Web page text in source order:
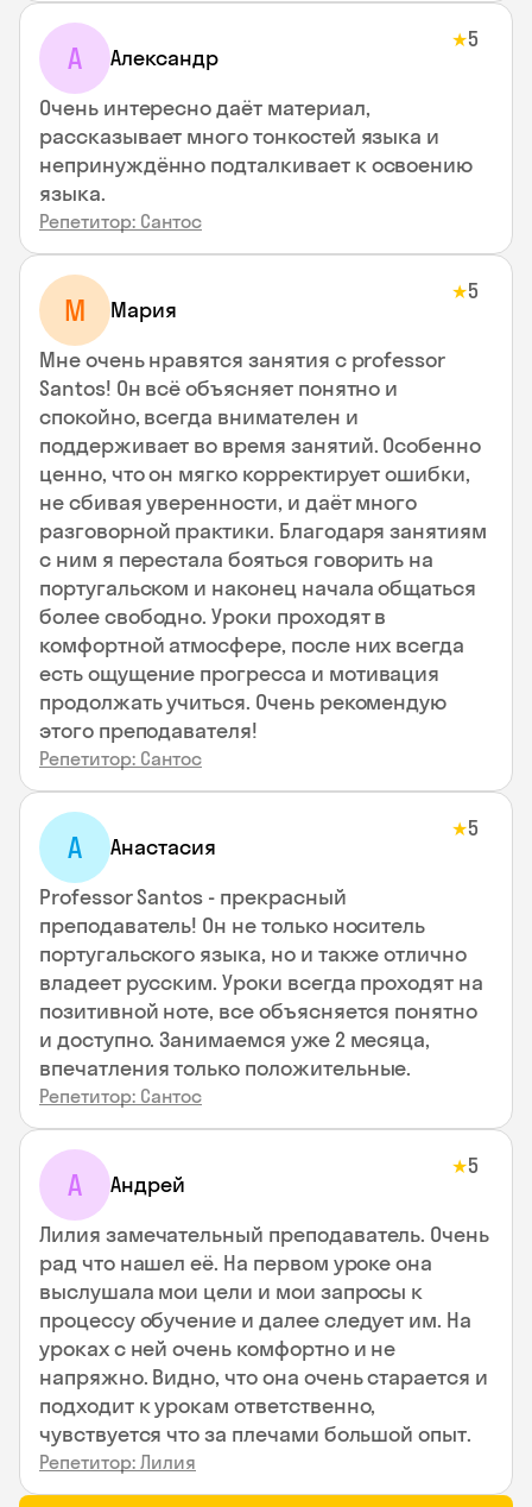
А Александр
★5
Очень интересно даёт материал,
рассказывает много тонкостей языка и
непринуждённо подталкивает к освоению
языка.
Репетитор: Сантос
М Мария
★5
Мне очень нравятся занятия с professor
Santos! Он всё объясняет понятно и
спокойно, всегда внимателен и
поддерживает во время занятий. Особенно
ценно, что он мягко корректирует ошибки,
не сбивая уверенности, и даёт много
разговорной практики. Благодаря занятиям
с ним я перестала бояться говорить на
португальском и наконец начала общаться
более свободно. Уроки проходят в
комфортной атмосфере, после них всегда
есть ощущение прогресса и мотивация
продолжать учиться. Очень рекомендую
этого преподавателя!
Репетитор: Сантос
А Анастасия
★5
Professor Santos - прекрасный
преподаватель! Он не только носитель
португальского языка, но и также отлично
владеет русским. Уроки всегда проходят на
позитивной ноте, все объясняется понятно
и доступно. Занимаемся уже 2 месяца,
впечатления только положительные.
Репетитор: Сантос
А Андрей
★5
Лилия замечательный преподаватель. Очень
рад что нашел её. На первом уроке она
выслушала мои цели и мои запросы к
процессу обучение и далее следует им. На
уроках с ней очень комфортно и не
напряжно. Видно, что она очень старается и
подходит к урокам ответственно,
чувствуется что за плечами большой опыт.
Репетитор: Лилия